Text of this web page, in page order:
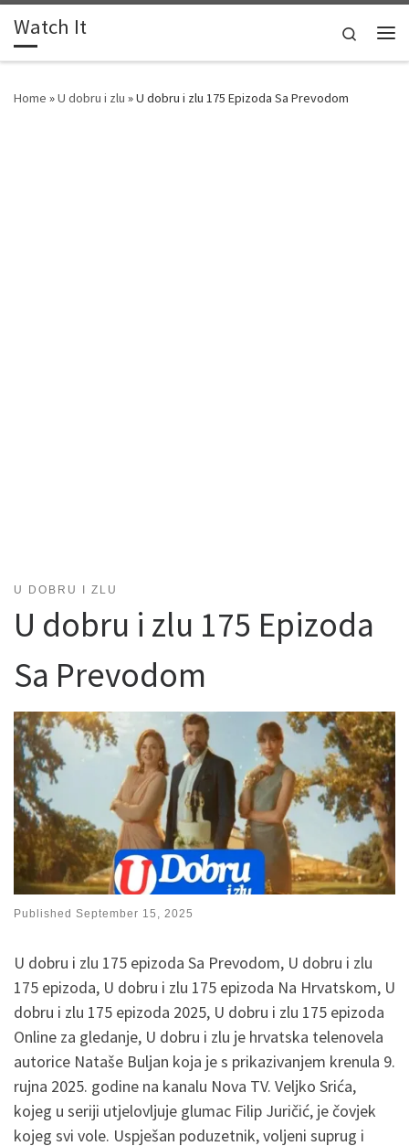
Skip to content
Watch It
Search
Home »U dobru i zlu »U dobru i zlu 175 Epizoda Sa Prevodom
U DOBRU I ZLU
U dobru i zlu 175 Epizoda
Sa Prevodom
Published September 15, 2025
U dobru i zlu 175 epizoda Sa Prevodom, U dobru i zlu
175 epizoda, U dobru i zlu 175 epizoda Na Hrvatskom, U
dobru i zlu 175 epizoda 2025, U dobru i zlu 175 epizoda
Online za gledanje, U dobru i zlu je hrvatska telenovela
autorice Nataše Buljan koja je s prikazivanjem krenula 9.
rujna 2025. godine na kanalu Nova TV. Veljko Srića,
kojeg u seriji utjelovljuje glumac Filip Juričić, je čovjek
kojeg svi vole. Uspješan poduzetnik, voljeni suprug i